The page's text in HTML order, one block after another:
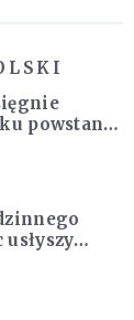
powstanie